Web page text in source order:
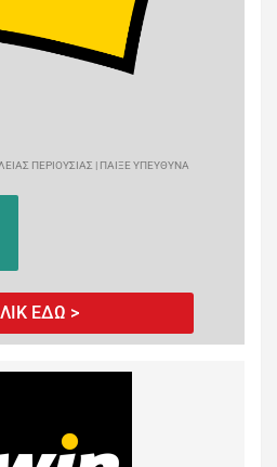
ΠΕΡΙΟΥΣΙΑΣ | ΠΑΙΞΕ ΥΠΕΥΘΥΝΑ
ΕΔΩ >